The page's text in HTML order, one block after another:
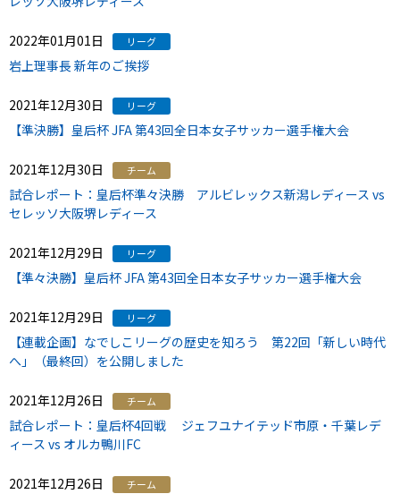
2022年01月01日 リーグ
岩上理事長 新年のご挨拶
2021年12月30日 リーグ
【準決勝】皇后杯 JFA 第43回全日本女子サッカー選手権大会
2021年12月30日 チーム
試合レポート：皇后杯準々決勝 アルビレックス新潟レディース vs
セレッソ大阪堺レディース
2021年12月29日 リーグ
【準々決勝】皇后杯 JFA 第43回全日本女子サッカー選手権大会
2021年12月29日 リーグ
【連載企画】なでしこリーグの歴史を知ろう 第22回「新しい時代
へ」（最終回）を公開しました
2021年12月26日 チーム
試合レポート：皇后杯4回戦 ジェフユナイテッド市原・千葉レデ
ィース vs オルカ鴨川FC
2021年12月26日 チーム